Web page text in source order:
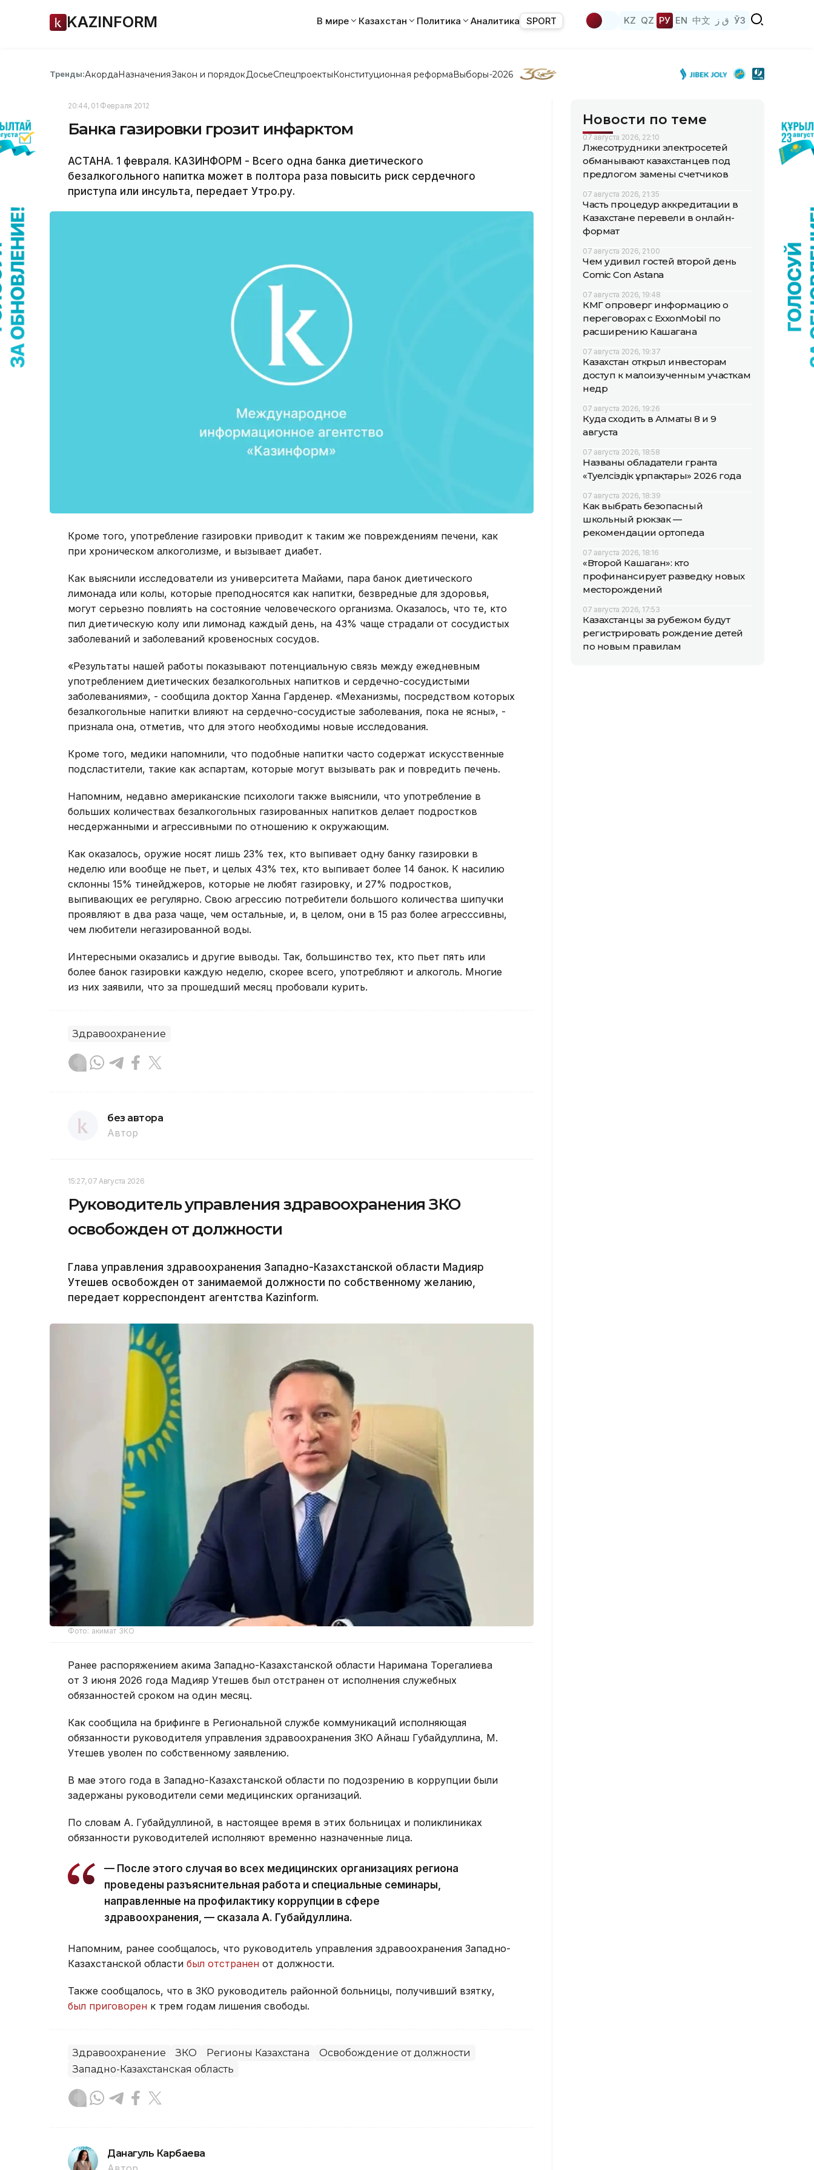
KAZINFORM В мире Казахстан Политика Аналитика SPORT KZ QZ РУ EN 中文 ق ز ЎЗ
Тренды:АкордаНазначенияЗакон и порядок ДосьеСпецпроектыКонституционная реформаВыборы-2026
20:44, 01 Февраля 2012
Банка газировки грозит инфарктом
АСТАНА. 1 февраля. КАЗИНФОРМ - Всего одна банка диетического
безалкогольного напитка может в полтора раза повысить риск сердечного
приступа или инсульта, передает Утро.ру.
Кроме того, употребление газировки приводит к таким же повреждениям печени, как
при хроническом алкоголизме, и вызывает диабет.
Как выяснили исследователи из университета Майами, пара банок диетического
лимонада или колы, которые преподносятся как напитки, безвредные для здоровья,
могут серьезно повлиять на состояние человеческого организма. Оказалось, что те, кто
пил диетическую колу или лимонад каждый день, на 43% чаще страдали от сосудистых
заболеваний и заболеваний кровеносных сосудов.
«Результаты нашей работы показывают потенциальную связь между ежедневным
употреблением диетических безалкогольных напитков и сердечно-сосудистыми
заболеваниями», - сообщила доктор Ханна Гарденер. «Механизмы, посредством которых
безалкогольные напитки влияют на сердечно-сосудистые заболевания, пока не ясны», -
признала она, отметив, что для этого необходимы новые исследования.
Кроме того, медики напомнили, что подобные напитки часто содержат искусственные
подсластители, такие как аспартам, которые могут вызывать рак и повредить печень.
Напомним, недавно американские психологи также выяснили, что употребление в
больших количествах безалкогольных газированных напитков делает подростков
несдержанными и агрессивными по отношению к окружающим.
Как оказалось, оружие носят лишь 23% тех, кто выпивает одну банку газировки в
неделю или вообще не пьет, и целых 43% тех, кто выпивает более 14 банок. К насилию
склонны 15% тинейджеров, которые не любят газировку, и 27% подростков,
выпивающих ее регулярно. Свою агрессию потребители большого количества шипучки
проявляют в два раза чаще, чем остальные, и, в целом, они в 15 раз более агресссивны,
чем любители негазированной воды.
Интересными оказались и другие выводы. Так, большинство тех, кто пьет пять или
более банок газировки каждую неделю, скорее всего, употребляют и алкоголь. Многие
из них заявили, что за прошедший месяц пробовали курить.
Здравоохранение
без автора
Автор
15:27, 07 Августа 2026
Руководитель управления здравоохранения ЗКО
освобожден от должности
Глава управления здравоохранения Западно-Казахстанской области Мадияр
Утешев освобожден от занимаемой должности по собственному желанию,
передает корреспондент агентства Kazinform.
Фото: акимат ЗКО
Ранее распоряжением акима Западно-Казахстанской области Наримана Торегалиева
от 3 июня 2026 года Мадияр Утешев был отстранен от исполнения служебных
обязанностей сроком на один месяц.
Как сообщила на брифинге в Региональной службе коммуникаций исполняющая
обязанности руководителя управления здравоохранения ЗКО Айнаш Губайдуллина, М.
Утешев уволен по собственному заявлению.
В мае этого года в Западно-Казахстанской области по подозрению в коррупции были
задержаны руководители семи медицинских организаций.
По словам А. Губайдуллиной, в настоящее время в этих больницах и поликлиниках
обязанности руководителей исполняют временно назначенные лица.
— После этого случая во всех медицинских организациях региона
проведены разъяснительная работа и специальные семинары,
направленные на профилактику коррупции в сфере
здравоохранения, — сказала А. Губайдуллина.
Напомним, ранее сообщалось, что руководитель управления здравоохранения Западно-
Казахстанской области был отстранен от должности.
Также сообщалось, что в ЗКО руководитель районной больницы, получивший взятку,
был приговорен к трем годам лишения свободы.
Здравоохранение ЗКО Регионы Казахстана
Освобождение от должности
Западно-Казахстанская область
Данагуль Карбаева
Новости по теме
07 августа 2026, 22:10
Лжесотрудники электросетей
обманывают казахстанцев под
предлогом замены счетчиков
07 августа 2026, 21:35
Часть процедур аккредитации в
Казахстане перевели в онлайн-
формат
07 августа 2026, 21:00
Чем удивил гостей второй день
Comic Con Astana
07 августа 2026, 19:48
КМГ опроверг информацию о
переговорах с ExxonMobil по
расширению Кашагана
07 августа 2026, 19:37
Казахстан открыл инвесторам
доступ к малоизученным участкам
недр
07 августа 2026, 19:26
Куда сходить в Алматы 8 и 9
августа
07 августа 2026, 18:58
Названы обладатели гранта
«Тәуелсіздік ұрпақтары» 2026 года
07 августа 2026, 18:39
Как выбрать безопасный
школьный рюкзак —
рекомендации ортопеда
07 августа 2026, 18:16
«Второй Кашаган»: кто
профинансирует разведку новых
месторождений
07 августа 2026, 17:53
Казахстанцы за рубежом будут
регистрировать рождение детей
по новым правилам